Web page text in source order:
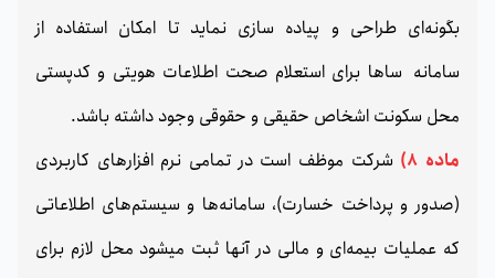
بگونه‌ای طراحی و پیاده سازی نماید تا امکان استفاده از
سامانه ساها برای استعلام صحت اطلاعات هویتی و کدپستی
محل سکونت اشخاص حقیقی و حقوقی وجود داشته باشد.
ماده 8)
شرکت موظف است در تمامی نرم افزارهای کاربردی
(صدور و پرداخت خسارت)، سامانه‌ها و سیستم‌های اطلاعاتی
که عملیات بیمه‌ای و مالی در آنها ثبت میشود محل لازم برای